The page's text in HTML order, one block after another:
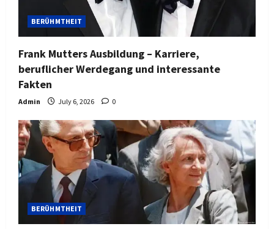
BERÜHMTHEIT
Frank Mutters Ausbildung – Karriere,
beruflicher Werdegang und interessante
Fakten
Admin July 6, 2026 0
BERÜHMTHEIT